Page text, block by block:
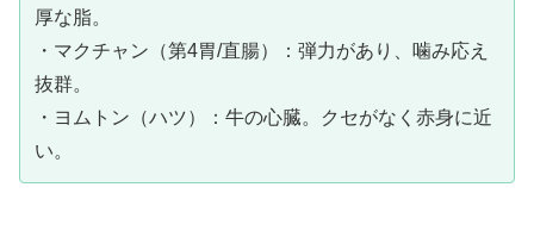
厚な脂。
・マクチャン（第4胃/直腸）：弾力があり、噛み応え
抜群。
・ヨムトン（ハツ）：牛の心臓。クセがなく赤身に近
い。